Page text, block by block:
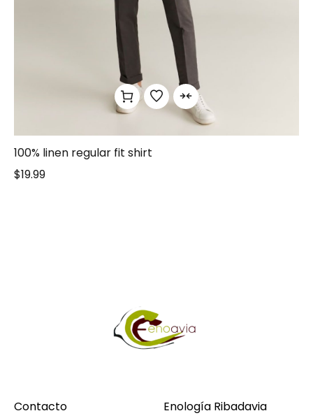
100% linen regular fit shirt
$19.99
Contacto Enología Ribadavia